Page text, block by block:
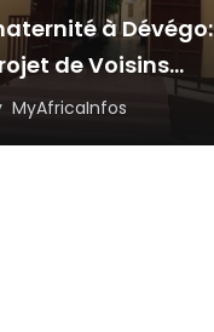
à Dévégo:
de Voisins
Togo et ses
MyAfricaInfos